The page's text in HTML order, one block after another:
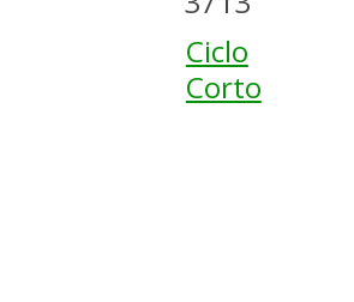
Ciclo
Corto